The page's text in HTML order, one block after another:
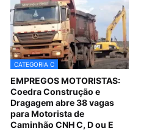
CATEGORIA C
EMPREGOS MOTORISTAS:
Coedra Construção e
Dragagem abre 38 vagas
para Motorista de
Caminhão CNH C, D ou E